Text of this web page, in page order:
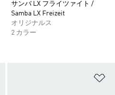
サンバ LX フライツァイト /
Samba LX Freizeit
オリジナルス
2 カラー